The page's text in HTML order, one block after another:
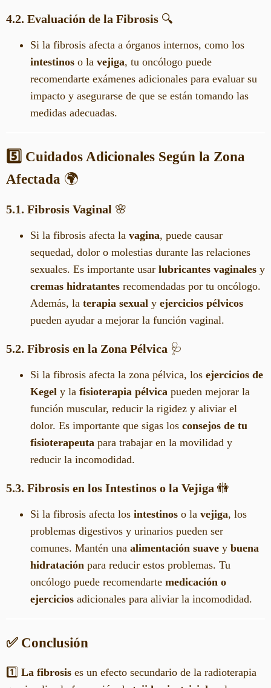
4.2. Evaluación de la Fibrosis 🔍
Si la fibrosis afecta a órganos internos, como los
intestinos o la vejiga, tu oncólogo puede
recomendarte exámenes adicionales para evaluar su
impacto y asegurarse de que se están tomando las
medidas adecuadas.
5️⃣ Cuidados Adicionales Según la Zona
Afectada 🌍
5.1. Fibrosis Vaginal 🌸
Si la fibrosis afecta la vagina, puede causar
sequedad, dolor o molestias durante las relaciones
sexuales. Es importante usar lubricantes vaginales y
cremas hidratantes recomendadas por tu oncólogo.
Además, la terapia sexual y ejercicios pélvicos
pueden ayudar a mejorar la función vaginal.
5.2. Fibrosis en la Zona Pélvica 🩺
Si la fibrosis afecta la zona pélvica, los ejercicios de
Kegel y la fisioterapia pélvica pueden mejorar la
función muscular, reducir la rigidez y aliviar el
dolor. Es importante que sigas los consejos de tu
fisioterapeuta para trabajar en la movilidad y
reducir la incomodidad.
5.3. Fibrosis en los Intestinos o la Vejiga 🚻
Si la fibrosis afecta los intestinos o la vejiga, los
problemas digestivos y urinarios pueden ser
comunes. Mantén una alimentación suave y buena
hidratación para reducir estos problemas. Tu
oncólogo puede recomendarte medicación o
ejercicios adicionales para aliviar la incomodidad.
✅ Conclusión
1️⃣ La fibrosis es un efecto secundario de la radioterapia